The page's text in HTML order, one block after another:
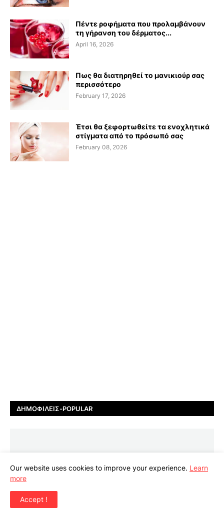
Πέντε ροφήματα που προλαμβάνουν
τη γήρανση του δέρματος...
April 16, 2026
Πως θα διατηρηθεί το μανικιούρ σας
περισσότερο
February 17, 2026
Έτσι θα ξεφορτωθείτε τα ενοχλητικά
στίγματα από το πρόσωπό σας
February 08, 2026
ΔΗΜΟΦΙΛΕΊΣ-POPULAR
FOTO ΑΣΤΕΙΑ ΠΑΡΑΞΕΝΑ ΔΙΑΦΟΡΑ
Φωτεινός ποδηλατόδρομος
εμπνευσμένος από πίνακα
ζωγραφικής
Our website uses cookies to improve your experience. Learn
more
Accept !